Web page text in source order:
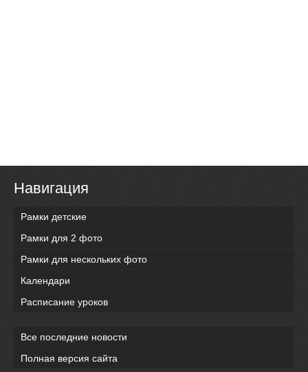
Навигация
Рамки детские
Рамки для 2 фото
Рамки для нескольких фото
Календари
Расписание уроков
Все последние новости
Полная версия сайта